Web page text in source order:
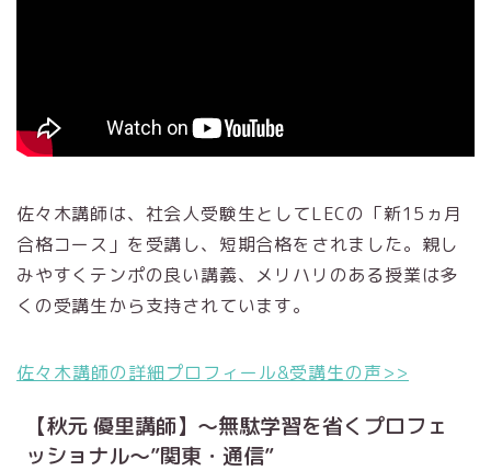
佐々木講師は、社会人受験生としてLECの「新15ヵ月
合格コース」を受講し、短期合格をされました。親し
みやすくテンポの良い講義、メリハリのある授業は多
くの受講生から支持されています。
佐々木講師の詳細プロフィール&受講生の声>>
【秋元 優里講師】～無駄学習を省くプロフェ
ッショナル～”関東・通信”